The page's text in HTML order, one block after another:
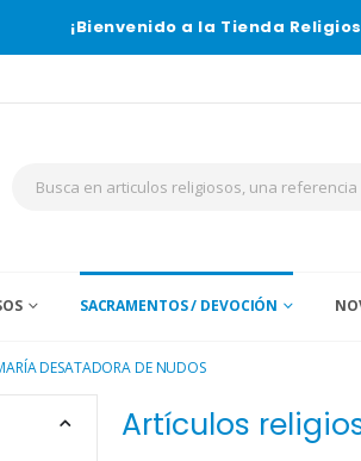
¡Bienvenido a la Tienda
SACRAMENTOS / DEVOCIÓN
DESATADORA DE NUDOS
Artículos